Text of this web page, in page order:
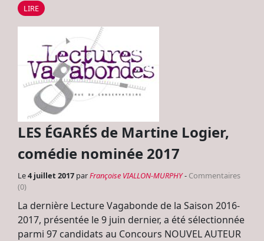
LIRE
LES ÉGARÉS de Martine Logier,
comédie nominée 2017
Le4 juillet 2017 parFrançoise VIALLON-MURPHY- Commentaires
(0)
La dernière Lecture Vagabonde de la Saison 2016-
2017, présentée le 9 juin dernier, a été sélectionnée
parmi 97 candidats au Concours NOUVEL AUTEUR